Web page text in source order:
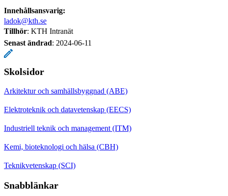
Innehållsansvarig:
ladok@kth.se
Tillhör: KTH Intranät
Senast ändrad: 2024-06-11
Skolsidor
Arkitektur och samhällsbyggnad (ABE)
Elektroteknik och datavetenskap (EECS)
Industriell teknik och management (ITM)
Kemi, bioteknologi och hälsa (CBH)
Teknikvetenskap (SCI)
Snabblänkar